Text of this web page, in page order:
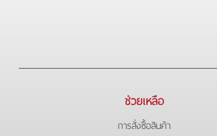
ช่วยเหลือ
การสั่งซื้อสินค้า